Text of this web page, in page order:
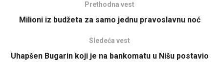
Prethodna vest
Milioni iz budžeta za samo jednu pravoslavnu noć
Sledeća vest
Uhapšen Bugarin koji je na bankomatu u Nišu postavio